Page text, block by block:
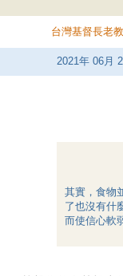
台灣基督長老
2021年 06月
其實，食物
了也沒有什
而使信心軟